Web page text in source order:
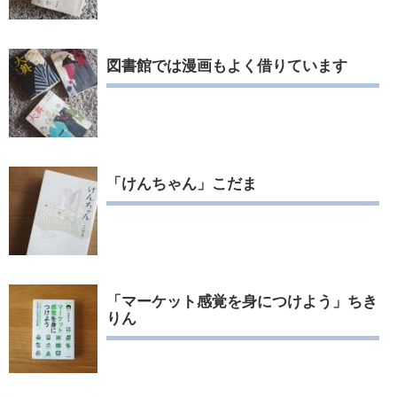
図書館では漫画もよく借りています
「けんちゃん」こだま
「マーケット感覚を身につけよう」ちき
りん